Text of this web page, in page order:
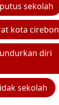
sekolah
kota cirebon
diri
sekolah